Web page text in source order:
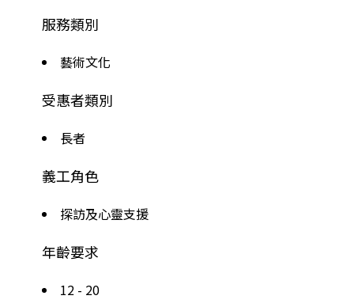
服務類別
藝術文化
受惠者類別
長者
義工角色
探訪及心靈支援
年齡要求
12 - 20